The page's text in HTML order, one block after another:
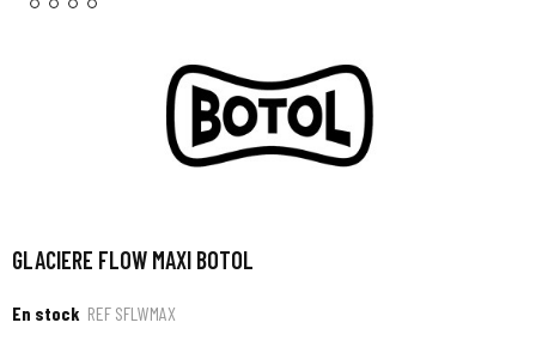
GLACIERE FLOW MAXI BOTOL
En stock REF SFLWMAX